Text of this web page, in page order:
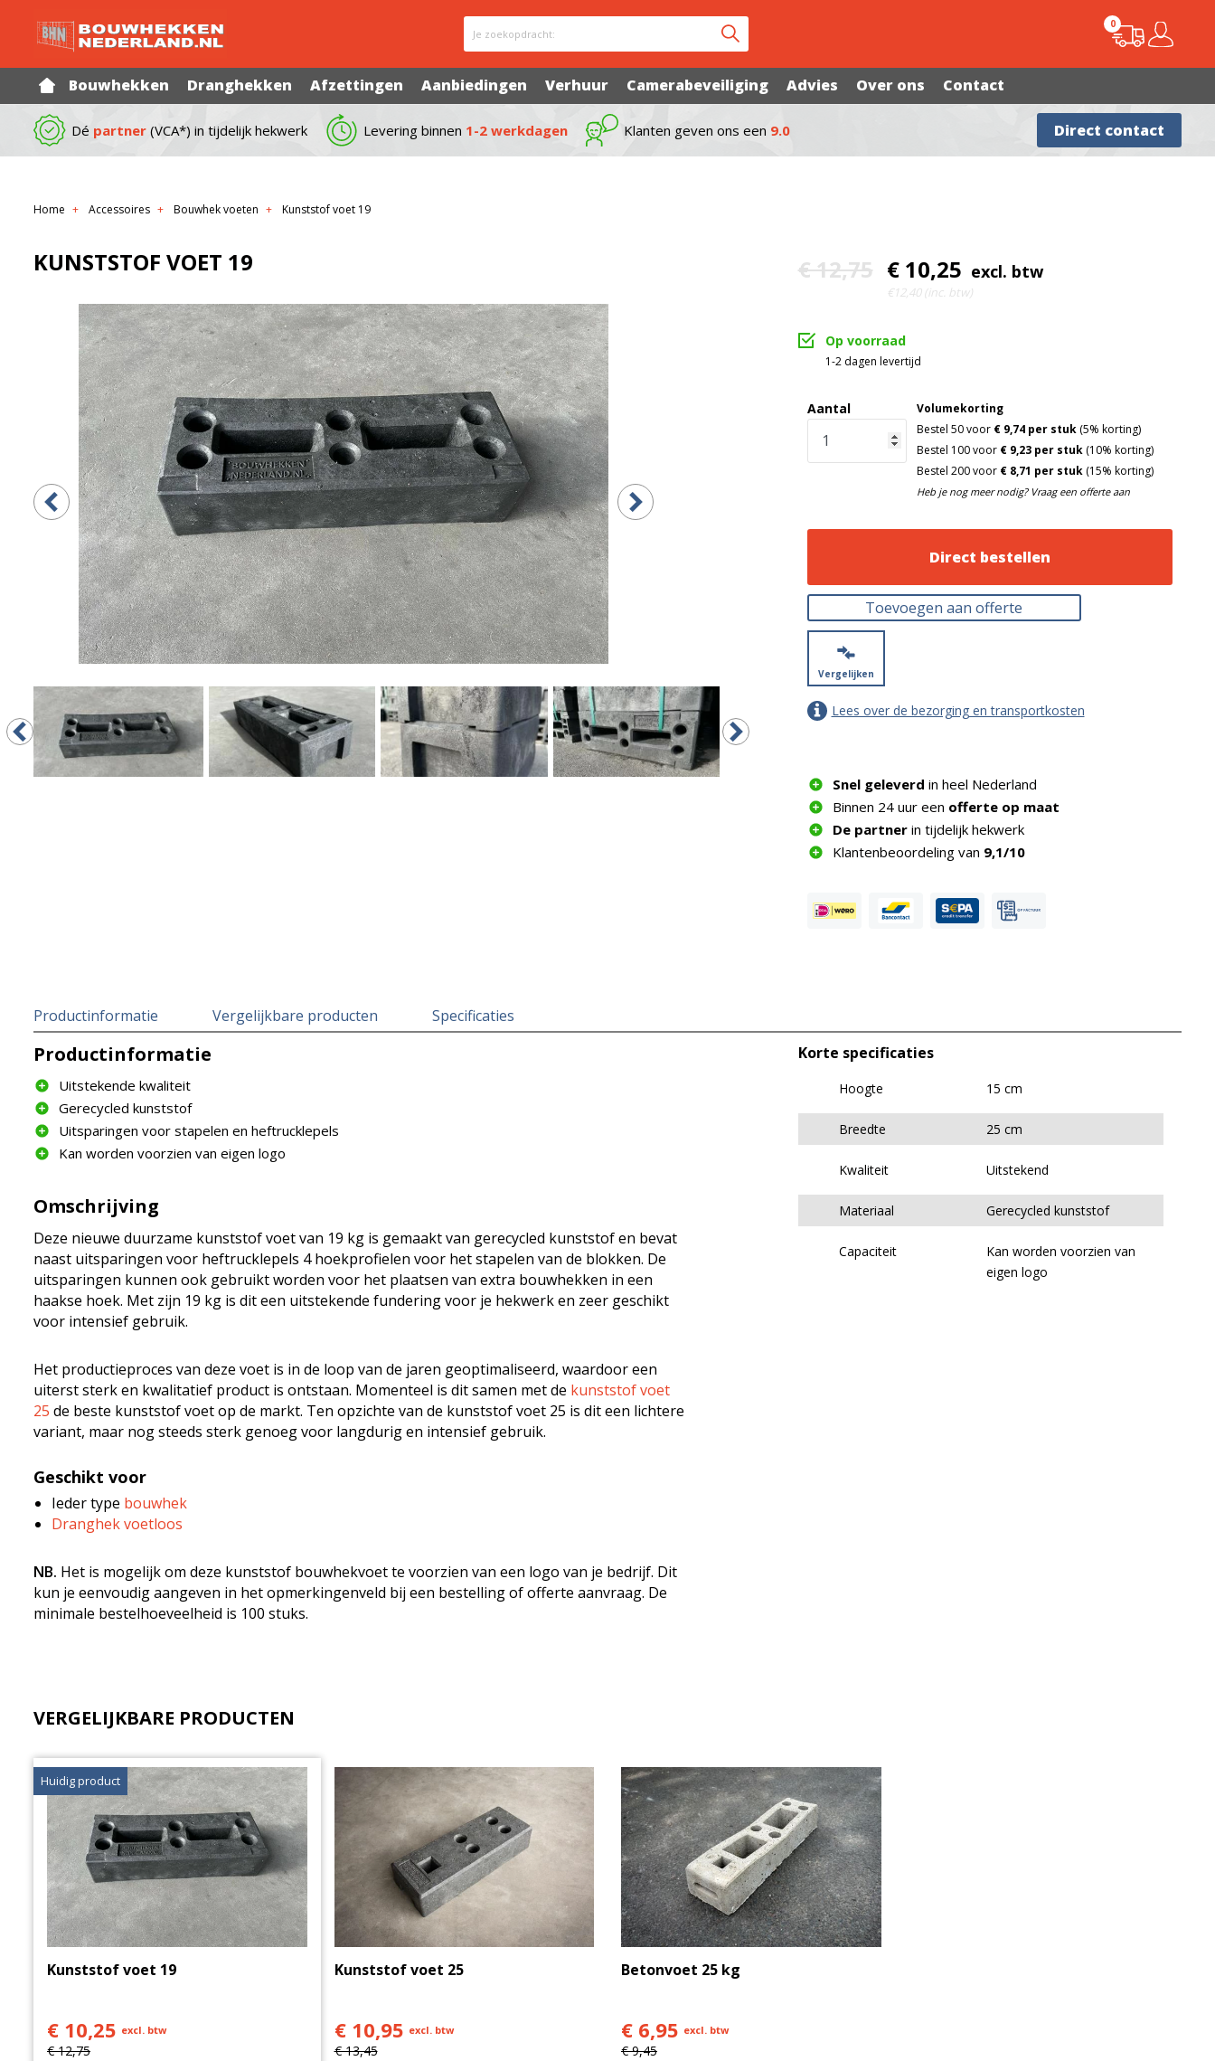
Je zoekopdracht:
0
Bouwhekken Dranghekken Afzettingen Aanbiedingen Verhuur Camerabeveiliging Advies Over ons Contact
Dé partner (VCA*) in tijdelijk hekwerk Levering binnen 1-2 werkdagen Klanten geven ons een 9.0 Direct contact
Home Accessoires Bouwhek voeten Kunststof voet 19
KUNSTSTOF VOET 19 € 12,75 € 10,25 excl. btw
€12,40 (inc. btw)
Op voorraad
1-2 dagen levertijd
Aantal
Volumekorting
Bestel 50 voor € 9,74 per stuk (5% korting)
Bestel 100 voor € 9,23 per stuk (10% korting)
Bestel 200 voor € 8,71 per stuk (15% korting)
Heb je nog meer nodig? Vraag een offerte aan
Direct bestellen
Toevoegen aan offerte
Vergelijken
Lees over de bezorging en transportkosten
Snel geleverd in heel Nederland
Binnen 24 uur een offerte op maat
De partnerin tijdelijk hekwerk
Klantenbeoordeling van 9,1/10
Productinformatie Vergelijkbare producten Specificaties
Productinformatie
Uitstekende kwaliteit
Gerecycled kunststof
Uitsparingen voor stapelen en heftrucklepels
Kan worden voorzien van eigen logo
Omschrijving
Deze nieuwe duurzame kunststof voet van 19 kg is gemaakt van gerecycled kunststof en bevat
naast uitsparingen voor heftrucklepels 4 hoekprofielen voor het stapelen van de blokken. De
uitsparingen kunnen ook gebruikt worden voor het plaatsen van extra bouwhekken in een
haakse hoek. Met zijn 19 kg is dit een uitstekende fundering voor je hekwerk en zeer geschikt
voor intensief gebruik.
Het productieproces van deze voet is in de loop van de jaren geoptimaliseerd, waardoor een
uiterst sterk en kwalitatief product is ontstaan. Momenteel is dit samen met de kunststof voet
25 de beste kunststof voet op de markt. Ten opzichte van de kunststof voet 25 is dit een lichtere
variant, maar nog steeds sterk genoeg voor langdurig en intensief gebruik.
Geschikt voor
Ieder type bouwhek
Dranghek voetloos
NB. Het is mogelijk om deze kunststof bouwhekvoet te voorzien van een logo van je bedrijf. Dit
kun je eenvoudig aangeven in het opmerkingenveld bij een bestelling of offerte aanvraag. De
minimale bestelhoeveelheid is 100 stuks.
Advies nodig?
Korte specificaties
Hoogte 15 cm
Breedte 25 cm
Kwaliteit Uitstekend
Materiaal Gerecycled kunststof
Capaciteit
Kan worden voorzien van
eigen logo
VERGELIJKBARE PRODUCTEN
Huidig product
Kunststof voet 19
€ 10,25 excl. btw
€ 12,75
Kunststof voet 25
€ 10,95 excl. btw
€ 13,45
Betonvoet 25 kg
€ 6,95 excl. btw
€ 9,45